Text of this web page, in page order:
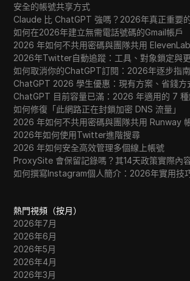
安全的帳號共享方式
Claude 比 ChatGPT 強嗎？2026年真正重要
如何在2026年建立無需電話號碼的Gmail帳戶
2026 年如何不共用密碼與團隊共用
2026年Twitter自動追蹤：工具、對象鎖定與
如何取消你的ChatGPT訂閱：2026年逐步指南
ChatGPT 2026 學生優惠：現有方案、省錢方
ChatGPT 目前容量已滿：2026 年適用的 7
如何修復「此網路正在封鎖加密 DNS 流量」
2026 年如何不共用密碼與團隊共用 Runway
2026年如何使用Twitter進階搜尋
2026 年如何安全高效管理多個線上帳號
ProxySite 會保留記錄嗎？其14天政策實際內
如何撰寫Instagram個人簡介：2026年實用技
熱門視頻（按月）
2026年7月
2026年6月
2026年5月
2026年4月
2026年3月